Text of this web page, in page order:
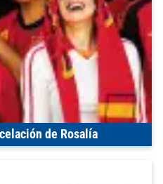
de Rosalía